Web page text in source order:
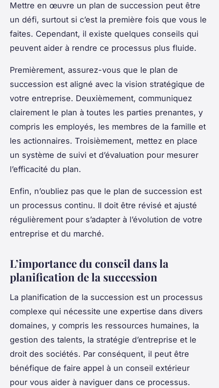
Mettre en œuvre un plan de succession peut être
un défi, surtout si c’est la première fois que vous le
faites. Cependant, il existe quelques conseils qui
peuvent aider à rendre ce processus plus fluide.
Premièrement, assurez-vous que le plan de
succession est aligné avec la vision stratégique de
votre entreprise. Deuxièmement, communiquez
clairement le plan à toutes les parties prenantes, y
compris les employés, les membres de la famille et
les actionnaires. Troisièmement, mettez en place
un système de suivi et d’évaluation pour mesurer
l’efficacité du plan.
Enfin, n’oubliez pas que le plan de succession est
un processus continu. Il doit être révisé et ajusté
régulièrement pour s’adapter à l’évolution de votre
entreprise et du marché.
L’importance du conseil dans la
planification de la succession
La planification de la succession est un processus
complexe qui nécessite une expertise dans divers
domaines, y compris les ressources humaines, la
gestion des talents, la stratégie d’entreprise et le
droit des sociétés. Par conséquent, il peut être
bénéfique de faire appel à un conseil extérieur
pour vous aider à naviguer dans ce processus.